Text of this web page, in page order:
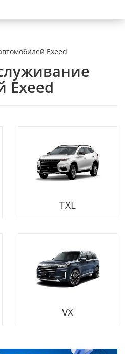
Exeed
Exeed
TXL
VX